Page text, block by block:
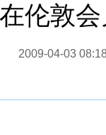
伦敦
2009-04-03